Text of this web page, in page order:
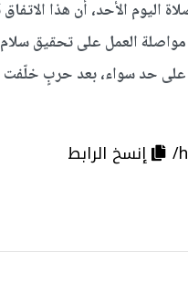
اليوم الأحد، أن هذا
مواصلة العمل على تحقيق
على حد سواء، بعد حربٍ
إنسخ الرابط